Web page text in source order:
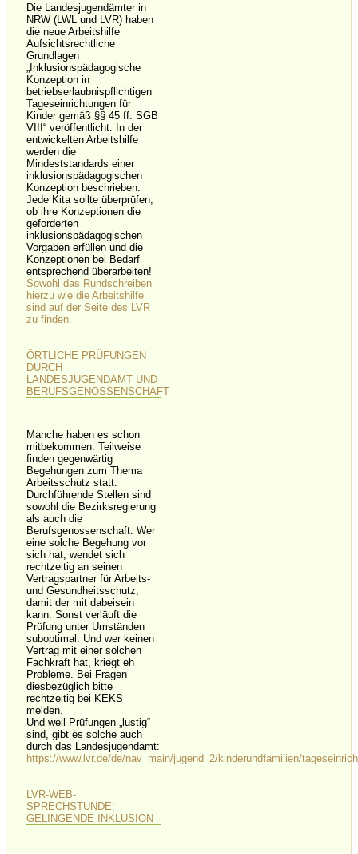
Die Landesjugendämter in
NRW (LWL und LVR) haben
die neue Arbeitshilfe
Aufsichtsrechtliche
Grundlagen
„Inklusionspädagogische
Konzeption in
betriebserlaubnispflichtigen
Tageseinrichtungen für
Kinder gemäß §§ 45 ff. SGB
VIII“ veröffentlicht. In der
entwickelten Arbeitshilfe
werden die
Mindeststandards einer
inklusionspädagogischen
Konzeption beschrieben.
Jede Kita sollte überprüfen,
ob ihre Konzeptionen die
geforderten
inklusionspädagogischen
Vorgaben erfüllen und die
Konzeptionen bei Bedarf
entsprechend überarbeiten!
Sowohl das Rundschreiben
hierzu wie die Arbeitshilfe
sind auf der Seite des LVR
zu finden.
ÖRTLICHE PRÜFUNGEN
DURCH
LANDESJUGENDAMT UND
BERUFSGENOSSENSCHAFT
Manche haben es schon
mitbekommen: Teilweise
finden gegenwärtig
Begehungen zum Thema
Arbeitsschutz statt.
Durchführende Stellen sind
sowohl die Bezirksregierung
als auch die
Berufsgenossenschaft. Wer
eine solche Begehung vor
sich hat, wendet sich
rechtzeitig an seinen
Vertragspartner für Arbeits-
und Gesundheitsschutz,
damit der mit dabeisein
kann. Sonst verläuft die
Prüfung unter Umständen
suboptimal. Und wer keinen
Vertrag mit einer solchen
Fachkraft hat, kriegt eh
Probleme. Bei Fragen
diesbezüglich bitte
rechtzeitig bei KEKS
melden.
Und weil Prüfungen „lustig“
sind, gibt es solche auch
durch das Landesjugendamt:
https://www.lvr.de/de/nav_main/jugend_2/kinderundfamilien/
LVR-WEB-
SPRECHSTUNDE:
GELINGENDE INKLUSION